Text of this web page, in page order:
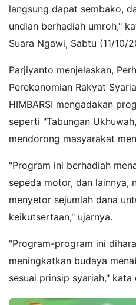
langsung dapat sembako,
undian berhadiah umroh,"
Suara Ngawi, Sabtu (11/10/
Parjiyanto menjelaskan,
Perekonomian Rakyat
HIMBARSI mengadakan
seperti "Tabungan
mendorong masyarakat
"Program ini berhadiah
sepeda motor, dan lainnya,
menyetor sejumlah dana
keikutsertaan," ujarnya.
"Program-program ini
meningkatkan budaya
sesuai prinsip syariah," kata